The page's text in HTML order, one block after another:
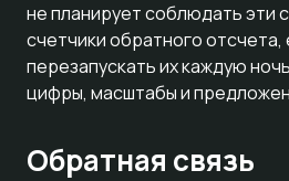
не планирует соблюдать эти
счетчики обратного отсчета,
перезапускать их каждую
цифры, масштабы и
Обратная связь